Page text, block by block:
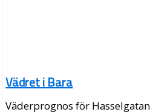
Vädret i Bara
Väderprognos för